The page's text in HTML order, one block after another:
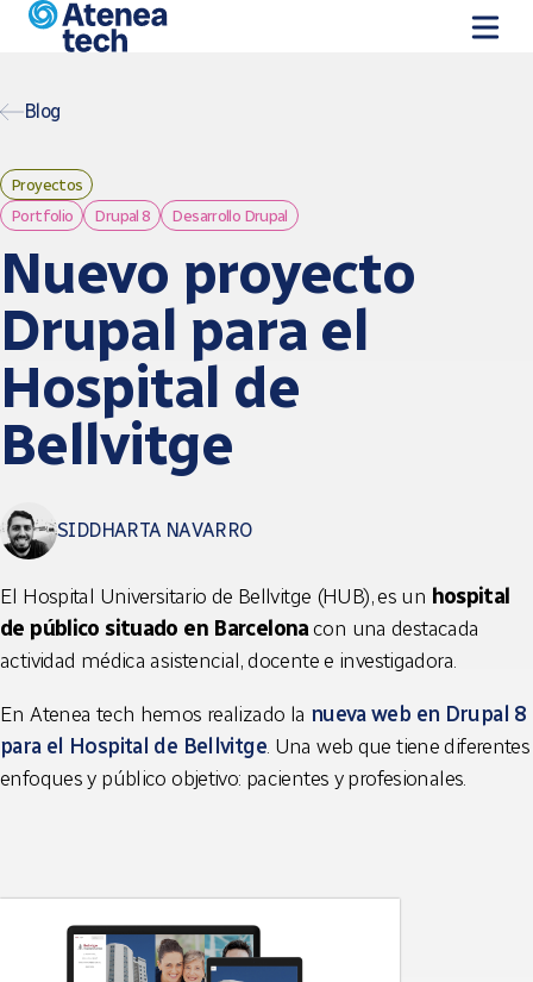
Pasar al contenido principal
Blog
Proyectos
Portfolio
Drupal 8 Desarrollo Drupal
Nuevo proyecto
Drupal para el
Hospital de
Bellvitge
SIDDHARTA NAVARRO
El Hospital Universitario de Bellvitge (HUB), es un hospital
de público situado en Barcelonacon una destacada
actividad médica asistencial, docente e investigadora.
En Atenea tech hemos realizado la nueva web en Drupal 8
para el Hospital de Bellvitge. Una web que tiene diferentes
enfoques y público objetivo: pacientes y profesionales.